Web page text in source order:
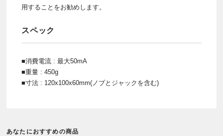
用することをお勧めします。
スペック
■消費電流 : 最大50mA
■重量 : 450g
■寸法 : 120x100x60mm(ノブとジャックを含む)
あなたにおすすめの商品